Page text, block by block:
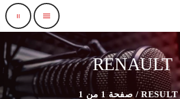
menu
pause
RENAULT